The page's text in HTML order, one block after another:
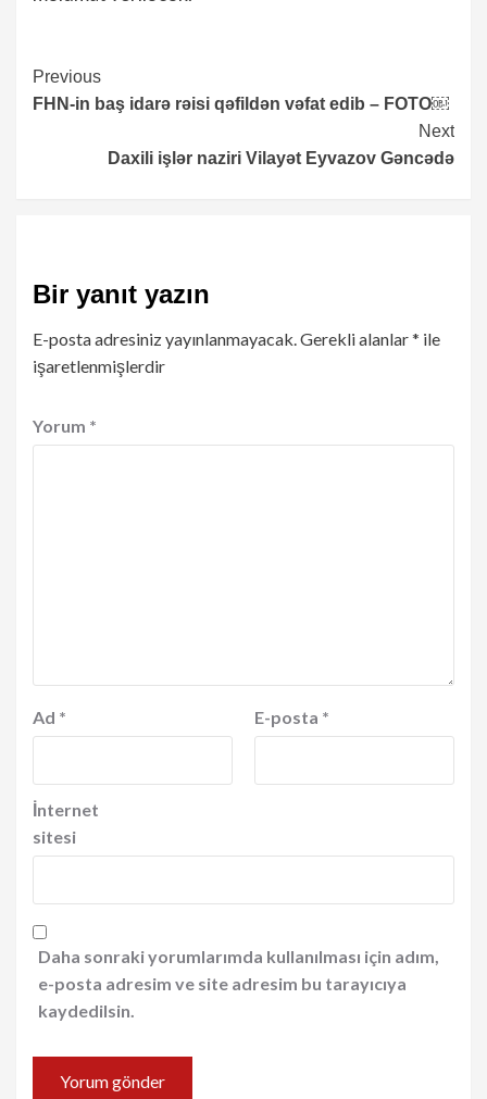
Continue
Reading
Previous
FHN-in baş idarə rəisi qəfildən vəfat edib – FOTO￼
Next
Daxili işlər naziri Vilayət Eyvazov Gəncədə
Bir yanıt yazın
E-posta adresiniz yayınlanmayacak.Gerekli alanlar* ile
işaretlenmişlerdir
Yorum *
Ad * E-posta *
İnternet
sitesi
Daha sonraki yorumlarımda kullanılması için adım,
e-posta adresim ve site adresim bu tarayıcıya
kaydedilsin.